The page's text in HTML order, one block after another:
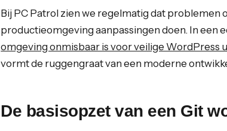
Bij PC Patrol zien we regelmatig dat
productieomgeving aanpassingen doen. In een
omgeving onmisbaar is voor veilige WordPress
vormt de ruggengraat van een moderne
De basisopzet van een Git